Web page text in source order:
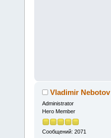
Vladimir Nebotov
Administrator
Hero Member
Сообщений: 2071